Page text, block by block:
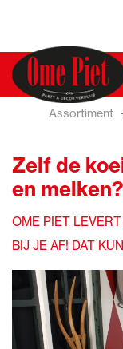
Assortiment
Zelf de
en
OME PIET
BIJ JE AF! DAT